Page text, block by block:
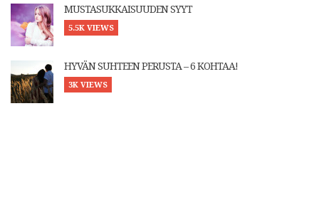
MUSTASUKKAISUUDEN SYYT
5.5K VIEWS
HYVÄN SUHTEEN PERUSTA – 6 KOHTAA!
3K VIEWS